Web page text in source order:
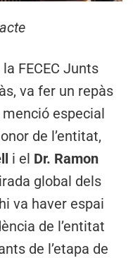
FECEC Junts
va fer un repàs
especial
de l’entitat,
i el Dr. Ramon
global dels
va haver espai
de l’entitat
de l’etapa de